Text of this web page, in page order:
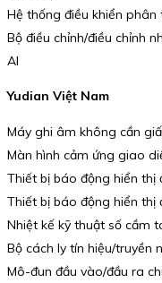
Hệ thống điều khiển
Bộ điều chỉnh/điều chỉnh
AI
Yudian Việt Nam
Máy ghi âm không cần
Màn hình cảm ứng giao
Thiết bị báo động hiển thị
Thiết bị báo động hiển thị
Nhiệt kế kỹ thuật số cầm
Bộ cách ly tín hiệu/truyền
Mô-đun đầu vào/đầu ra